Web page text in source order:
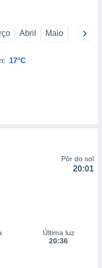
Abril Maio Junho
17°C
Pôr do sol
20:01
Última luz
20:36